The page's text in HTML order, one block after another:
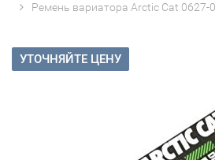
Ремень вариатора Arctic Cat 0627-
УТОЧНЯЙТЕ ЦЕНУ